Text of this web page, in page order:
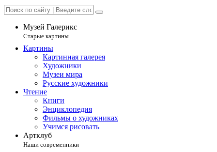
Музей Галерикс
Старые картины
Картины
Картинная галерея
Художники
Музеи мира
Русские художники
Чтение
Книги
Энциклопедия
Фильмы о художниках
Учимся рисовать
Артклуб
Наши современники